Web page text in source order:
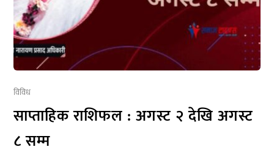
विविध
साप्ताहिक राशिफल : अगस्ट २ देखि अगस्ट
८ सम्म